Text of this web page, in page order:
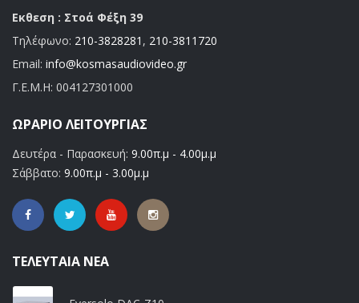
Εκθεση : Στοά Φέξη 39
Τηλέφωνο: 210-3828281 , 210-3811720
Email: info@kosmasaudiovideo.gr
Γ.Ε.Μ.Η: 004127301000
ΩΡΆΡΙΟ ΛΕΙΤΟΥΡΓΊΑΣ
Δευτέρα - Παρασκευή: 9.00π.μ - 4.00μ.μ
Σάββατο: 9.00π.μ - 3.00μ.μ
ΤΕΛΕΥΤΑΊΑ ΝΈΑ